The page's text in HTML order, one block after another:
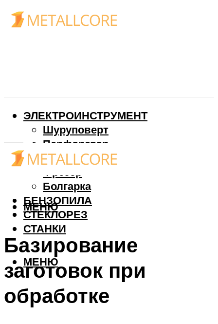
ЭЛЕКТРОИНСТРУМЕНТ
Шуруповерт
Перфоратор
Дрель
Фрезер
Болгарка
БЕНЗОПИЛА
СТЕКЛОРЕЗ
СТАНКИ
МЕНЮ
МЕНЮ
Базирование
заготовок при
обработке